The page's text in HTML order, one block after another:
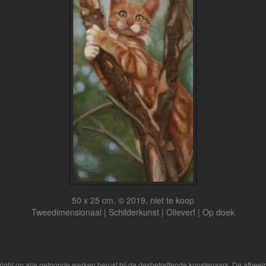
50 x 25 cm, © 2019, niet te koop
Tweedimensionaal | Schilderkunst | Olieverf | Op doek